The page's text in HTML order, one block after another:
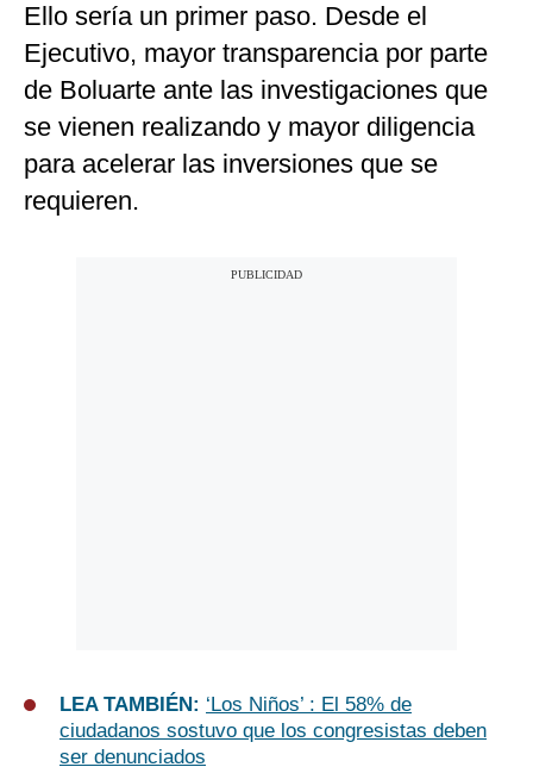
Ello sería un primer paso. Desde el
Ejecutivo, mayor transparencia por parte
de Boluarte ante las investigaciones que
se vienen realizando y mayor diligencia
para acelerar las inversiones que se
requieren.
LEA TAMBIÉN: ‘Los Niños’ : El 58% de
ciudadanos sostuvo que los congresistas deben
ser denunciados